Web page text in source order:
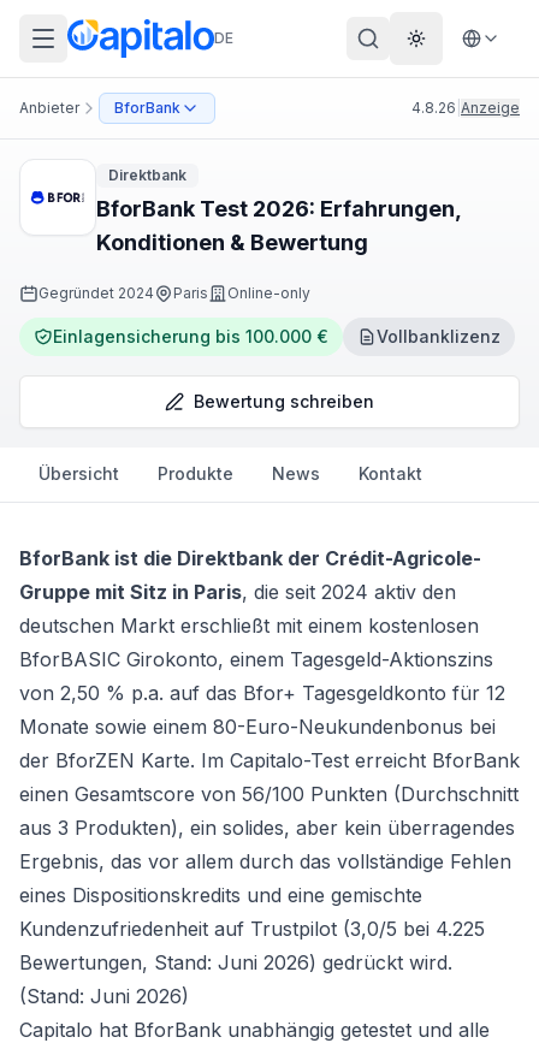
DE Theme
Anbieter BforBank 4.8.26 Anzeige
Direktbank
BforBank Test 2026: Erfahrungen,
Konditionen & Bewertung
Gegründet 2024 Paris Online-only
Einlagensicherung bis 100.000 € Vollbanklizenz
Bewertung schreiben
Übersicht Produkte News Kontakt
BforBank ist die Direktbank der Crédit-Agricole-
Gruppe mit Sitz in Paris, die seit 2024 aktiv den
deutschen Markt erschließt mit einem kostenlosen
BforBASIC Girokonto, einem Tagesgeld-Aktionszins
von 2,50 % p.a. auf das Bfor+ Tagesgeldkonto für 12
Monate sowie einem 80-Euro-Neukundenbonus bei
der BforZEN Karte. Im Capitalo-Test erreicht BforBank
einen Gesamtscore von 56/100 Punkten (Durchschnitt
aus 3 Produkten), ein solides, aber kein überragendes
Ergebnis, das vor allem durch das vollständige Fehlen
eines Dispositionskredits und eine gemischte
Kundenzufriedenheit auf Trustpilot (3,0/5 bei 4.225
Bewertungen, Stand: Juni 2026) gedrückt wird.
(Stand: Juni 2026)
Capitalo hat BforBank unabhängig getestet und alle